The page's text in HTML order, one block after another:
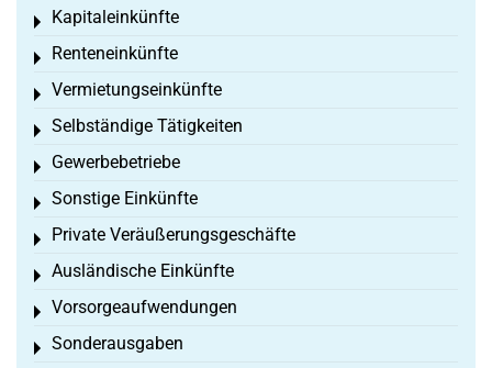
Kapitaleinkünfte
Toggle menu
Renteneinkünfte
Toggle menu
Vermietungseinkünfte
Toggle menu
Selbständige Tätigkeiten
Toggle menu
Gewerbebetriebe
Toggle menu
Sonstige Einkünfte
Toggle menu
Private Veräußerungsgeschäfte
Toggle menu
Ausländische Einkünfte
Toggle menu
Vorsorgeaufwendungen
Toggle menu
Sonderausgaben
Toggle menu